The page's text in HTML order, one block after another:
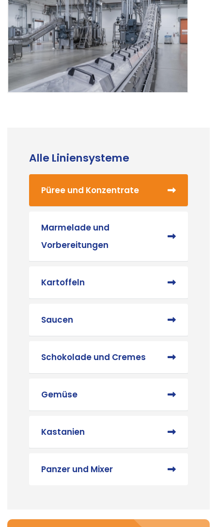
Alle Liniensysteme
Püree und Konzentrate
Marmelade und
Vorbereitungen
Kartoffeln
Saucen
Schokolade und Cremes
Gemüse
Kastanien
Panzer und Mixer